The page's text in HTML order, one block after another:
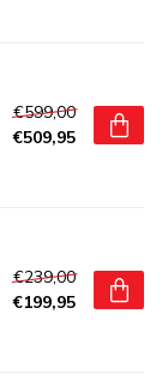
€599,00
€509,95
€239,00
€199,95